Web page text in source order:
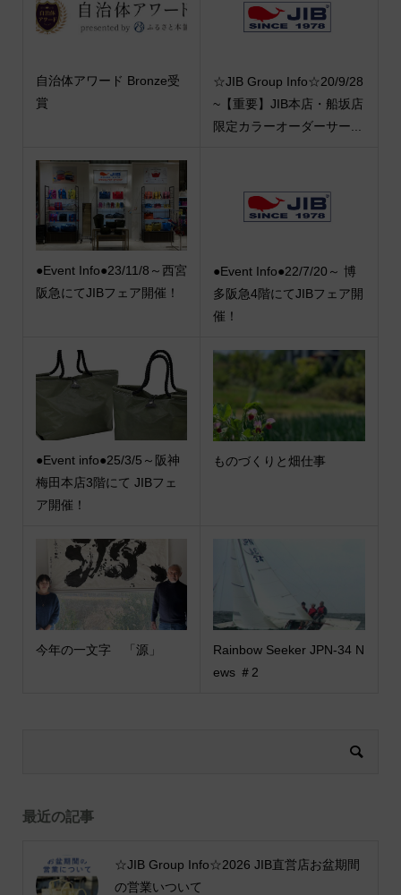
自治体アワード Bronze受
賞
☆JIB Group Info☆20/9/28
~【重要】JIB本店・船坂店
限定カラーオーダーサー...
●Event Info●23/11/8～西宮
阪急にてJIBフェア開催！
●Event Info●22/7/20～ 博
多阪急4階にてJIBフェア開
催！
●Event info●25/3/5～阪神
梅田本店3階にて JIBフェ
ア開催！
ものづくりと畑仕事
今年の一文字 「源」
Rainbow Seeker JPN-34 N
ews ＃2
最近の記事
☆JIB Group Info☆2026 JIB直営店お盆期間
の営業いついて